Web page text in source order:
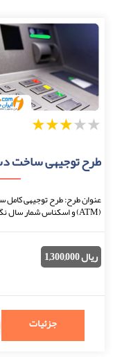
5
4
3
2
عنوان طرح: طرح توجیهی کامل
ریال 1,300,000
جزئیات